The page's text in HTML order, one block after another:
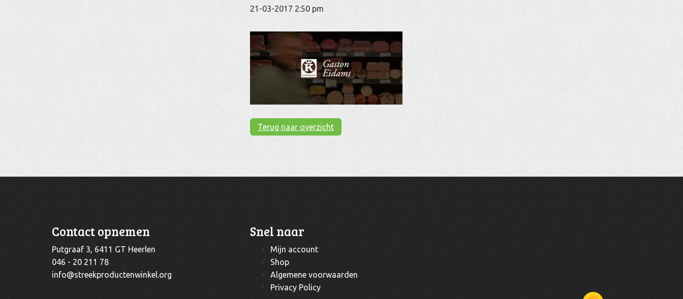
21-03-2017 2:50 pm
Terug naar overzicht
Contact opnemen
Putgraaf 3, 6411 GT Heerlen
046 - 20 211 78
info@streekproductenwinkel.org
Snel naar
Mijn account
Shop
Algemene voorwaarden
Privacy Policy